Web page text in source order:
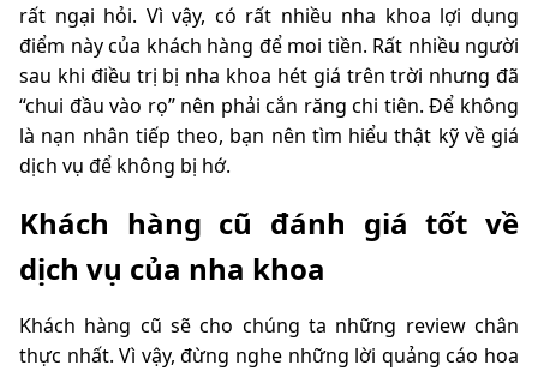
rất ngại hỏi. Vì vậy, có rất nhiều nha khoa lợi dụng
điểm này của khách hàng để moi tiền. Rất nhiều người
sau khi điều trị bị nha khoa hét giá trên trời nhưng đã
“chui đầu vào rọ” nên phải cắn răng chi tiên. Để không
là nạn nhân tiếp theo, bạn nên tìm hiểu thật kỹ về giá
dịch vụ để không bị hớ.
Khách hàng cũ đánh giá tốt về
dịch vụ của nha khoa
Khách hàng cũ sẽ cho chúng ta những review chân
thực nhất. Vì vậy, đừng nghe những lời quảng cáo hoa